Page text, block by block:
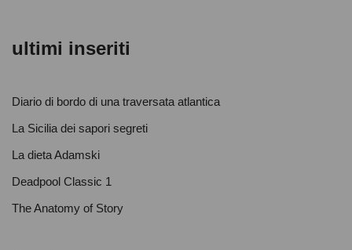
ultimi inseriti
Diario di bordo di una traversata atlantica
La Sicilia dei sapori segreti
La dieta Adamski
Deadpool Classic 1
The Anatomy of Story